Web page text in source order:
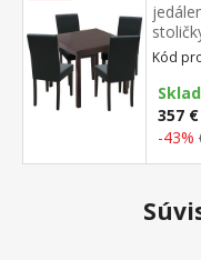
lak
cm
Kód
357 €
-43%